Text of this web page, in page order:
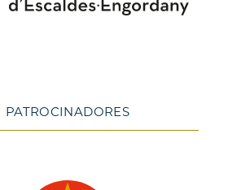
PATROCINADORES